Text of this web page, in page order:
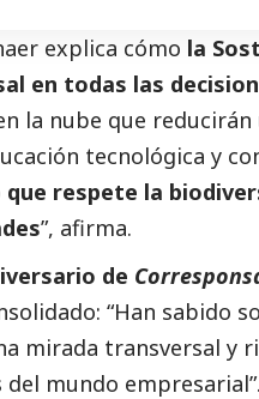
explica cómo la
en todas las
la nube que
tecnológica y
respete la
”, afirma.
de
“Han sabido
mirada transversal y
mundo empresarial”.